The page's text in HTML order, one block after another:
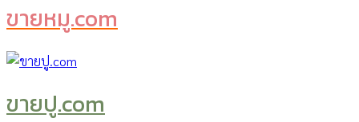
ขายหมู.com
ขายปู.com